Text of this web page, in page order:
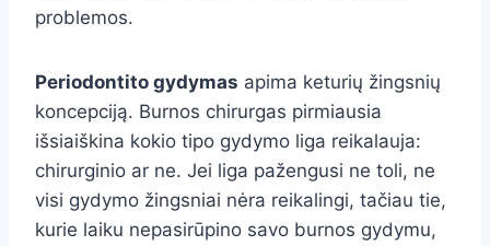
problemos.
Periodontito gydymas apima keturių žingsnių
koncepciją. Burnos chirurgas pirmiausia
išsiaiškina kokio tipo gydymo liga reikalauja:
chirurginio ar ne. Jei liga pažengusi ne toli, ne
visi gydymo žingsniai nėra reikalingi, tačiau tie,
kurie laiku nepasirūpino savo burnos gydymu,